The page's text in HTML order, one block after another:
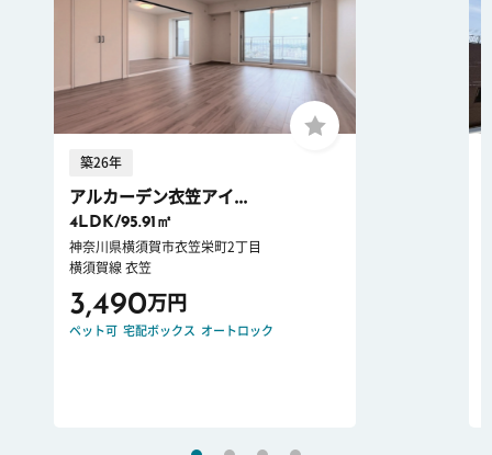
築26年
アルカーデン衣笠アイ...
4LDK/95.91㎡
神奈川県横須賀市衣笠栄町2丁目
横須賀線 衣笠
3,490万円
ペット可 宅配ボックス オートロック